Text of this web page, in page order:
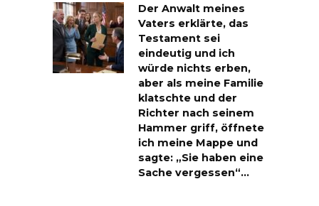
Der Anwalt meines
Vaters erklärte, das
Testament sei
eindeutig und ich
würde nichts erben,
aber als meine Familie
klatschte und der
Richter nach seinem
Hammer griff, öffnete
ich meine Mappe und
sagte: „Sie haben eine
Sache vergessen“…